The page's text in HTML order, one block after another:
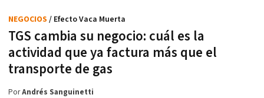
TGS cambia su negocio: cuál es la
actividad que ya factura más que el
transporte de gas
NEGOCIOS / Efecto Vaca Muerta
PorAndrés Sanguinetti